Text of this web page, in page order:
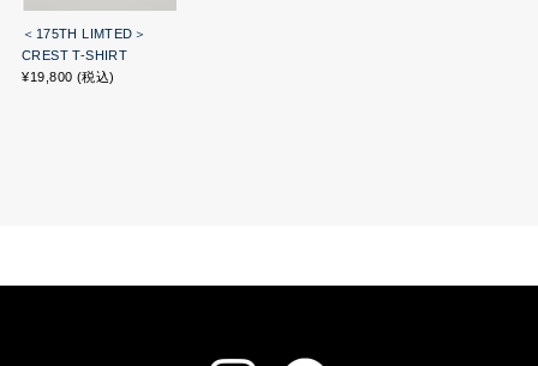
＜175TH LIMTED＞
CREST T-SHIRT
¥19,800 (税込)